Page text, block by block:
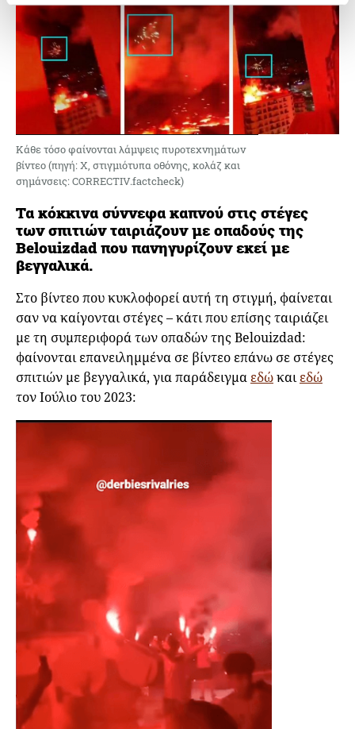
Κάθε τόσο φαίνονται λάμψεις πυροτεχνημάτων
βίντεο (πηγή: X, στιγμιότυπα οθόνης, κολάζ και
σημάνσεις: CORRECTIV.factcheck)
Τα κόκκινα σύννεφα καπνού στις στέγες
των σπιτιών ταιριάζουν με οπαδούς της
Belouizdad που πανηγυρίζουν εκεί με
βεγγαλικά.
Στο βίντεο που κυκλοφορεί αυτή τη στιγμή, φαίνεται
σαν να καίγονται στέγες – κάτι που επίσης ταιριάζει
με τη συμπεριφορά των οπαδών της Belouizdad:
φαίνονται επανειλημμένα σε βίντεο επάνω σε στέγες
σπιτιών με βεγγαλικά, για παράδειγμα εδώκαιεδώ
τον Ιούλιο του 2023: